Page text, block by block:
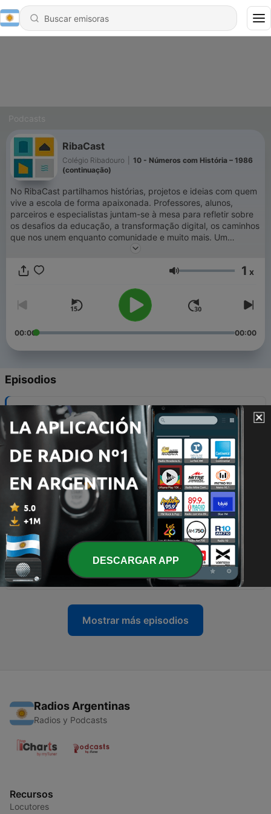
Podcasts
RibaCast
Colégio Ribadouro
10 - Números com História – 1986
(continuação)
No RibaCast partilhamos histórias, projetos e ideias com quem
vive a escola de forma apaixonada. Professores, alunos,
parceiros e especialistas juntam-se à mesa para refletir sobre
os desafios da educação, a transformação digital, os caminhos
que nos unem enquanto comunidade e muito mais. Um
podcast do Grupo Ribadouro - onde juntos, aprendemos mais
Volumen 1 x
00:00 00:00
Episodios
10 - Números com História – 1986 (continuação)
03 jun. 2026
9 - Números com História – 1986
12 mayo 2026
8 - Números com História – π
21 abr. 2026
7 - Números com História – 14
18 mar. 2026
6 - Números com História – 6
21 ene. 2026
Mostrar más episodios
Radios Argentinas
Radios y Podcasts
Recursos
Locutores
DESCARGAR APP